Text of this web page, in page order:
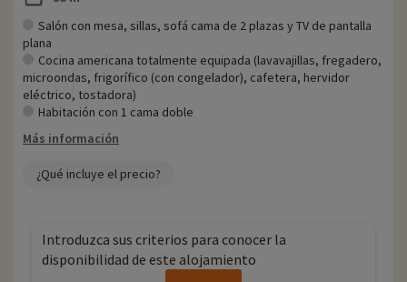
Salón con mesa, sillas, sofá cama de 2 plazas y TV de pantalla
plana
Cocina americana totalmente equipada (lavavajillas, fregadero,
microondas, frigorífico (con congelador), cafetera, hervidor
eléctrico, tostadora)
Habitación con 1 cama doble
Más información
¿Qué incluye el precio?
Introduzca sus criterios para conocer la
disponibilidad de este alojamiento